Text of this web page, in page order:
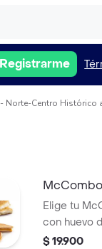
Registrarme
Norte-Centro Histórico
Elige tu
con huevo
cheddar,
$ 19.900